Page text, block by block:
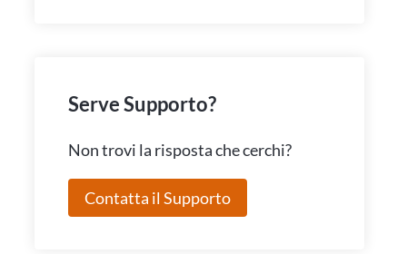
Serve Supporto?
Non trovi la risposta che cerchi?
Contatta il Supporto